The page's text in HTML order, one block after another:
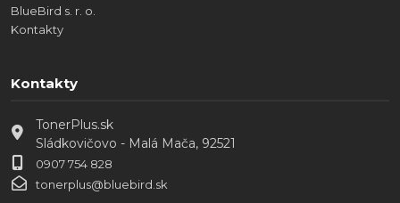
BlueBird s. r. o.
Kontakty
Kontakty
TonerPlus.sk
Sládkovičovo - Malá Mača, 92521
0907 754 828
tonerplus@bluebird.sk